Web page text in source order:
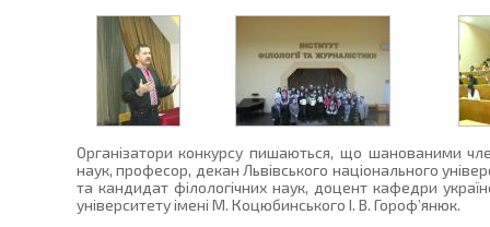
Організатори конкурсу пишаються, що шанованими
наук, професор, декан Львівського національного
та кандидат філологічних наук, доцент кафедри
університету імені М. Коцюбинського І. В. Гороф’янюк.